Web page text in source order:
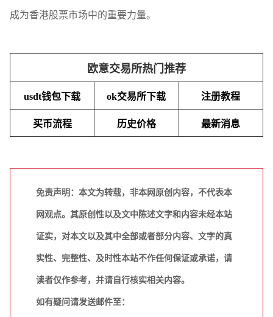
成为香港股票市场中的重要力量。
欧意交易所热门推荐
usdt钱包下载 ok交易所下载 注册教程
买币流程 历史价格 最新消息
免责声明：本文为转载，非本网原创内容，不代表本
网观点。其原创性以及文中陈述文字和内容未经本站
证实，对本文以及其中全部或者部分内容、文字的真
实性、完整性、及时性本站不作任何保证或承诺，请
读者仅作参考，并请自行核实相关内容。
如有疑问请发送邮件至：